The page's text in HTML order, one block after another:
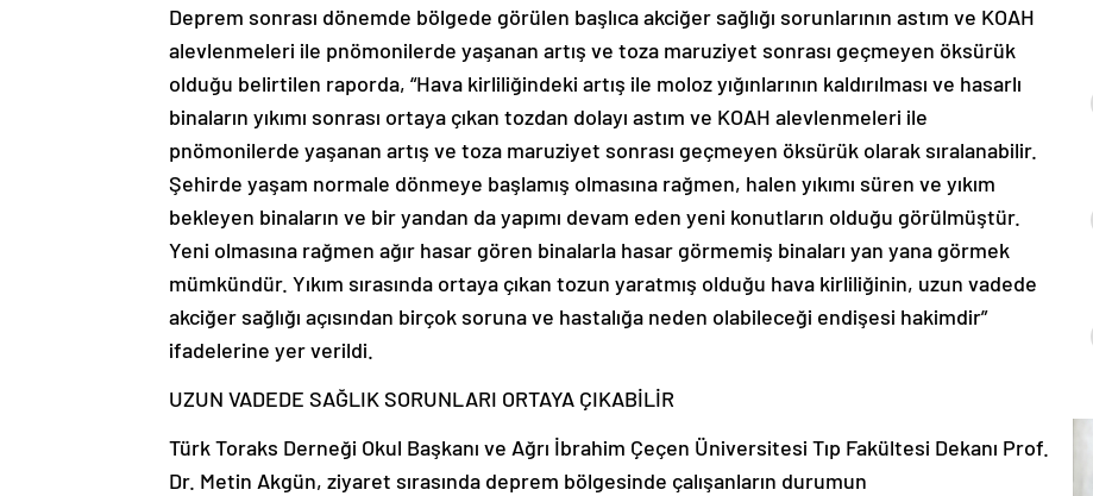
Deprem sonrası dönemde bölgede görülen başlıca akciğer sağlığı sorunlarının astım ve KOAH
alevlenmeleri ile pnömonilerde yaşanan artış ve toza maruziyet sonrası geçmeyen öksürük
olduğu belirtilen raporda, “Hava kirliliğindeki artış ile moloz yığınlarının kaldırılması ve hasarlı
binaların yıkımı sonrası ortaya çıkan tozdan dolayı astım ve KOAH alevlenmeleri ile
pnömonilerde yaşanan artış ve toza maruziyet sonrası geçmeyen öksürük olarak sıralanabilir.
Şehirde yaşam normale dönmeye başlamış olmasına rağmen, halen yıkımı süren ve yıkım
bekleyen binaların ve bir yandan da yapımı devam eden yeni konutların olduğu görülmüştür.
Yeni olmasına rağmen ağır hasar gören binalarla hasar görmemiş binaları yan yana görmek
mümkündür. Yıkım sırasında ortaya çıkan tozun yaratmış olduğu hava kirliliğinin, uzun vadede
akciğer sağlığı açısından birçok soruna ve hastalığa neden olabileceği endişesi hakimdir”
ifadelerine yer verildi.
UZUN VADEDE SAĞLIK SORUNLARI ORTAYA ÇIKABİLİR
Türk Toraks Derneği Okul Başkanı ve Ağrı İbrahim Çeçen Üniversitesi Tıp Fakültesi Dekanı Prof.
Dr. Metin Akgün, ziyaret sırasında deprem bölgesinde çalışanların durumun